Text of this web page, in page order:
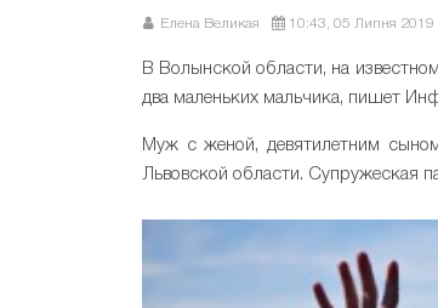
Елена Великая 10:43, 05 Липня 2019
В Волынской области, на
два маленьких мальчика, пишет
Муж с женой, девятилетним
Львовской области. Супружеская